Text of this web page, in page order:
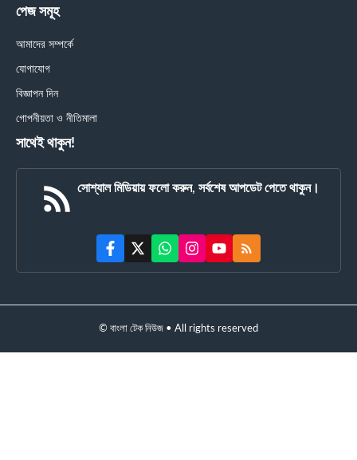
পেজ সমূহ
আমাদের সম্পর্কে
যোগাযোগ
বিজ্ঞাপন দিন
গোপনীয়তা ও নীতিমালা
সাথেই থাকুন!
সোশ্যাল মিডিয়ায় ফলো করুন, সর্বশেষ আপডেট পেতে থাকুন।
© বাংলা টেক নিউজ • All rights reserved